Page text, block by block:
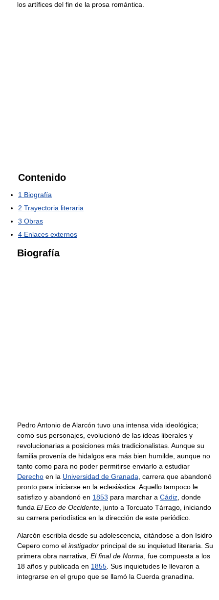
los artífices del fin de la prosa romántica.
Contenido
1 Biografía
2 Trayectoria literaria
3 Obras
4 Enlaces externos
Biografía
Pedro Antonio de Alarcón tuvo una intensa vida ideológica;
como sus personajes, evolucionó de las ideas liberales y
revolucionarias a posiciones más tradicionalistas. Aunque su
familia provenía de hidalgos era más bien humilde, aunque no
tanto como para no poder permitirse enviarlo a estudiar
Derecho en la Universidad de Granada , carrera que abandonó
pronto para iniciarse en la eclesiástica. Aquello tampoco le
satisfizo y abandonó en 1853 para marchar a Cádiz , donde
funda El Eco de Occidente , junto a Torcuato Tárrago, iniciando
su carrera periodística en la dirección de este periódico.
Alarcón escribía desde su adolescencia, citándose a don Isidro
Cepero como el instigador principal de su inquietud literaria. Su
primera obra narrativa, El final de Norma , fue compuesta a los
18 años y publicada en 1855 . Sus inquietudes le llevaron a
integrarse en el grupo que se llamó la Cuerda granadina.